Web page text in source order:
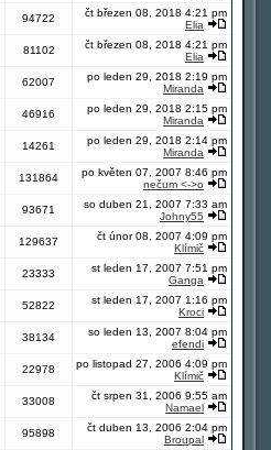
94722
čt březen 08, 2018 4:21 pm
Elia
81102
čt březen 08, 2018 4:21 pm
Elia
62007
po leden 29, 2018 2:19 pm
Miranda
46916
po leden 29, 2018 2:15 pm
Miranda
14261
po leden 29, 2018 2:14 pm
Miranda
131864
po květen 07, 2007 8:46 pm
nečum <->o
93671
so duben 21, 2007 7:33 am
Johny55
129637
čt únor 08, 2007 4:09 pm
Klímič
23333
st leden 17, 2007 7:51 pm
Ganga
52822
st leden 17, 2007 1:16 pm
Kroci
38134
so leden 13, 2007 8:04 pm
efendi
22978
po listopad 27, 2006 4:09 pm
Klímič
33008
čt srpen 31, 2006 9:55 am
Namael
95898
čt duben 13, 2006 2:04 pm
Broupal